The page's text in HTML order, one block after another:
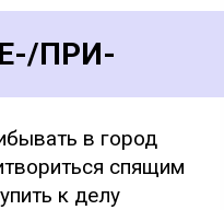
ПРИ-
в город
спящим
к делу